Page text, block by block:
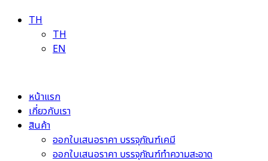
TH
TH
EN
หน้าแรก
เกี่ยวกับเรา
สินค้า
ออกใบเสนอราคา บรรจุภัณฑ์เคมี
ออกใบเสนอราคา บรรจุภัณฑ์ทำความสะอาด